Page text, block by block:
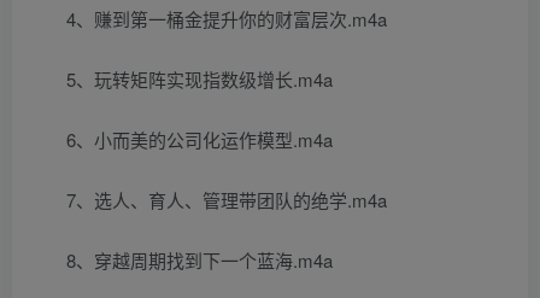
4、赚到第一桶金提升你的财富层次.m4a
5、玩转矩阵实现指数级增长.m4a
6、小而美的公司化运作模型.m4a
7、选人、育人、管理带团队的绝学.m4a
8、穿越周期找到下一个蓝海.m4a